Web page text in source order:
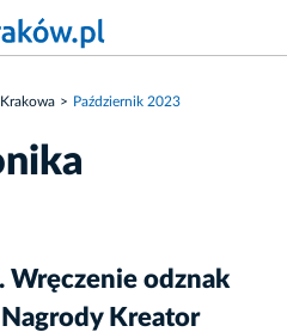
Październik 2023
Wręczenie odznak
Kreator